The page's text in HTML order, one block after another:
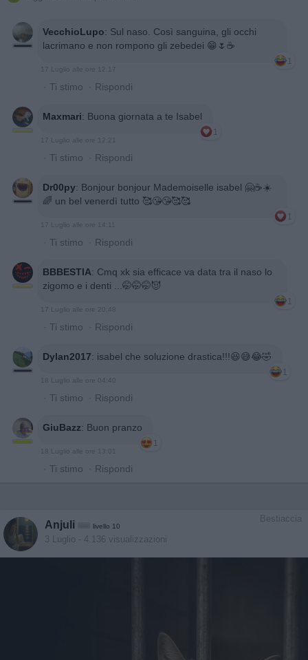
VecchioLupo: Sul naso. Così sanguina, gli occhi
lacrimano e non rompono gli zebedei 😁🌷☕
1
17 Luglio alle ore 12:17
· Ti stimo · Rispondi
Maxmari: Buona giornata a te Isabel
1
17 Luglio alle ore 12:21
· Ti stimo · Rispondi
Dr00py: Bonjour bonjour Mademoiselle isabel 🤗☕☀️
🌈 un bel venerdì tutto 🥰😘😘🥰🥰
1
17 Luglio alle ore 14:11
· Ti stimo · Rispondi
BBBESTIA: Cmq xk sia efficace va data tra il naso lo
zigomo e i denti ...🤭🤭🤭😈
1
17 Luglio alle ore 20:48
· Ti stimo · Rispondi
Dylan2017: isabel che soluzione drastica!!!😆😅😂🤣
1
· Ti stimo · Rispondi
GiuBazz: Buon pranzo
1
· Ti stimo · Rispondi
Bestiaccia
Anjuli livello 10
3 Luglio - 4.136 visualizzazioni